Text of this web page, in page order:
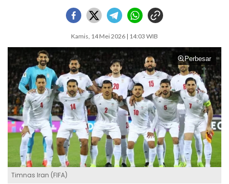
Kamis, 14 Mei 2026 | 14:03 WIB
Perbesar
Timnas Iran (FIFA)